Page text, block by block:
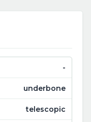
-
underbone
telescopic